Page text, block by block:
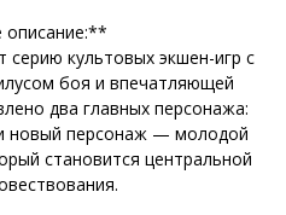
серию культовых экшен-игр с
боя и впечатляющей
два главных персонажа:
новый персонаж — молодой
становится центральной